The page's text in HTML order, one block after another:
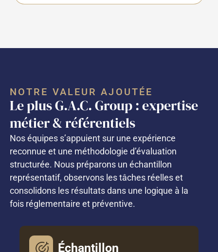
NOTRE VALEUR AJOUTÉE
Le plus G.A.C. Group : expertise
métier & référentiels
Nos équipes s’appuient sur une expérience
reconnue et une méthodologie d’évaluation
structurée. Nous préparons un échantillon
représentatif, observons les tâches réelles et
consolidons les résultats dans une logique à la
fois réglementaire et préventive.
Échantillon